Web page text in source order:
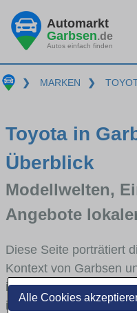
Alle Cookies
Automarkt
Garbsen.de
Autos einfach finden
❯ MARKEN ❯
Toyota in
Überblick
Modellwelten,
Angebote
Diese Seite porträtiert
Kontext von Garbsen
in welchen
ist, welche